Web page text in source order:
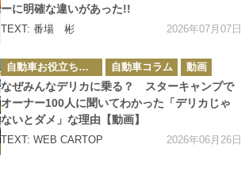
ーに明確な違いがあった!!
TEXT: 番場 彬 2026年07月07日
カ
テ
ゴ
リ
ー
自動車お役立ち情報 自動車コラム 動画
なぜみんなデリカに乗る？ スターキャンプで
オーナー100人に聞いてわかった「デリカじゃ
ないとダメ」な理由【動画】
TEXT: WEB CARTOP 2026年06月26日